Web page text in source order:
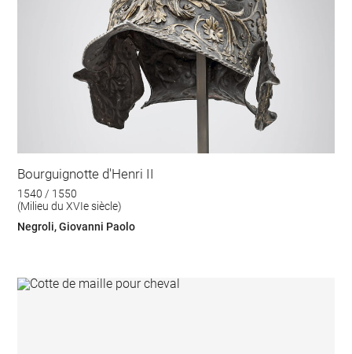
Bourguignotte d'Henri II
1540 / 1550
(Milieu du XVIe siècle)
Negroli, Giovanni Paolo